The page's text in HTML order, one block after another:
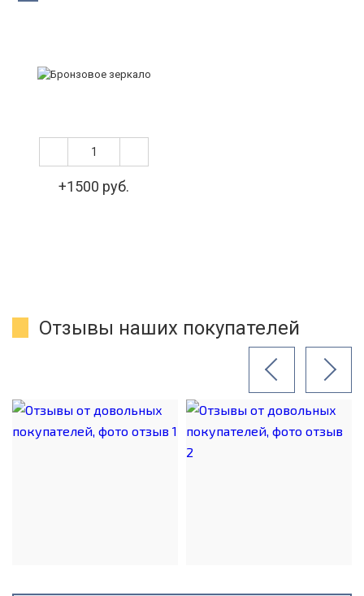
+1500 руб.
Отзывы наших покупателей